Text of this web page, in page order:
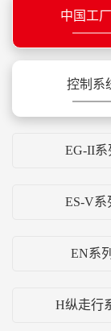
中国工
控制系
EG-II系
ES-V系
EN系列
H纵走行